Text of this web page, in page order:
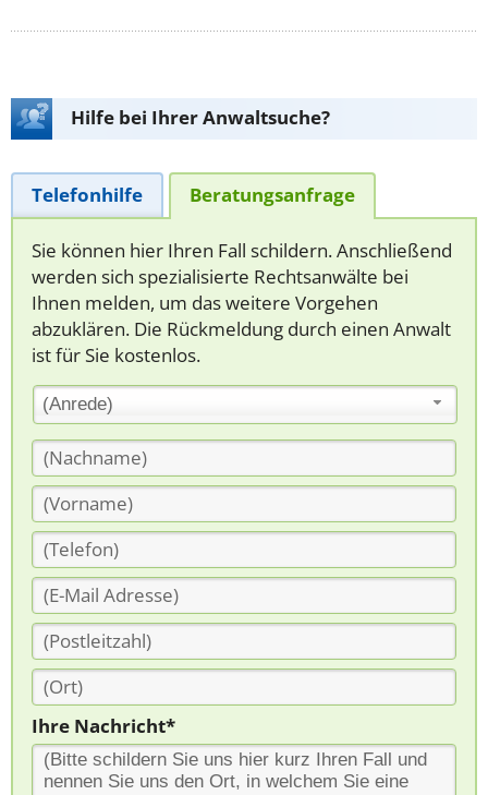
Hilfe bei Ihrer Anwaltsuche?
Telefonhilfe Beratungsanfrage
Sie können hier Ihren Fall schildern. Anschließend
werden sich spezialisierte Rechtsanwälte bei
Ihnen melden, um das weitere Vorgehen
abzuklären. Die Rückmeldung durch einen Anwalt
ist für Sie kostenlos.
(Anrede)
Ihre Nachricht*